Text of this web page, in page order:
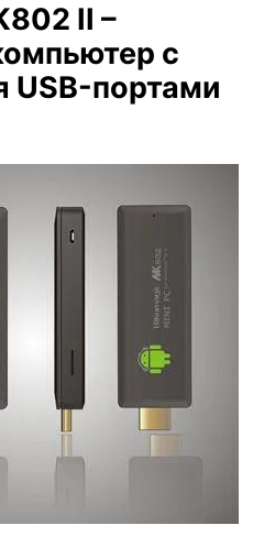
II –
с
USB-портами